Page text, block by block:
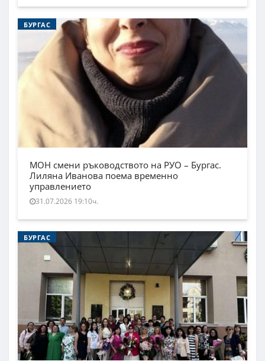
БУРГАС
МОН смени ръководството на РУО – Бургас.
Лиляна Иванова поема временно
управлението
31.07.2026 19:10ч.
БУРГАС